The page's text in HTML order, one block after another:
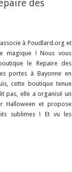
des
à Poudlard.org et
magique ! Nous vous
le Repaire des
portes à Bayonne en
cette boutique tenue
pas, elle a organisé un
Halloween et propose
sublimes ! Et vu les